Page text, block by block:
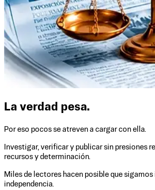
La verdad pesa.
Por eso pocos se atreven a cargar con ella.
Investigar, verificar y publicar sin presiones
recursos y determinación.
Miles de lectores hacen posible que
independencia.